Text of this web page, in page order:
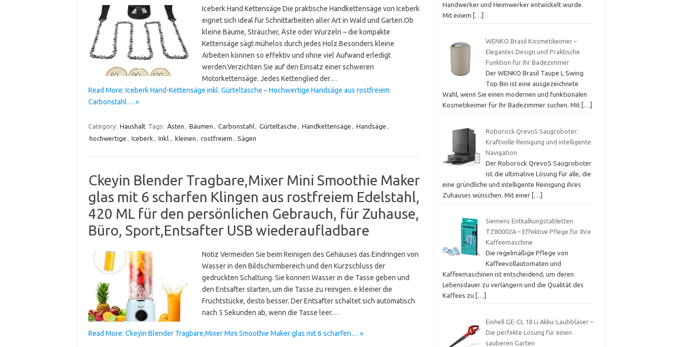
Iceberk Hand Kettensäge Die praktische Handkettensäge von Iceberk
eignet sich ideal für Schnittarbeiten aller Art in Wald und Garten.Ob
kleine Bäume, Sträucher, Äste oder Wurzeln – die kompakte
Kettensäge sägt mühelos durch jedes Holz.Besonders kleine
Arbeiten können so effektiv und ohne viel Aufwand erledigt
werden.Verzichten Sie auf den Einsatz einer schweren
Motorkettensäge. Jedes Kettenglied der…
Read More: Iceberk Hand-Kettensäge inkl. Gürteltasche – Hochwertige Handsäge aus rostfreiem
Carbonstahl… »
Category: Haushalt Tags: Ästen , Bäumen , Carbonstahl, Gürteltasche , Handkettensäge , Handsäge ,
hochwertige , Iceberk , Inkl. , kleinen , rostfreiem , Sägen
Ckeyin Blender Tragbare,Mixer Mini Smoothie Maker
glas mit 6 scharfen Klingen aus rostfreiem Edelstahl,
420 ML für den persönlichen Gebrauch, für Zuhause,
Büro, Sport,Entsafter USB wiederaufladbare
Notiz Vermeiden Sie beim Reinigen des Gehäuses das Eindringen von
Wasser in den Bildschirmbereich und den Kurzschluss der
gedruckten Schaltung. Sie können Wasser in die Tasse geben und
den Entsafter starten, um die Tasse zu reinigen. e kleiner die
Fruchtstücke, desto besser. Der Entsafter schaltet sich automatisch
nach 5 Sekunden ab, wenn die Tasse leer…
Read More: Ckeyin Blender Tragbare,Mixer Mini Smoothie Maker glas mit 6 scharfen… »
Handwerker und Heimwerker entwickelt wurde.
Mit einem
[…]
WENKO Brasil Kosmetikeimer –
Elegantes Design und Praktische
Funktion für Ihr Badezimmer
Der WENKO Brasil Taupe L Swing
Top Bin ist eine ausgezeichnete
Wahl, wenn Sie einen modernen und funktionalen
Kosmetikeimer für Ihr Badezimmer suchen. Mit […]
Roborock QrevoS Saugroboter:
Kraftvolle Reinigung und intelligente
Navigation
Der Roborock QrevoS Saugroboter
ist die ultimative Lösung für alle, die
eine gründliche und intelligente Reinigung ihres
Zuhauses wünschen. Mit einer […]
Siemens Entkalkungstabletten
TZ80002A – Effektive Pflege für Ihre
Kaffeemaschine
Die regelmäßige Pflege von
Kaffeevollautomaten und
Kaffeemaschinen ist entscheidend, um deren
Lebensdauer zu verlängern und die Qualität des
Kaffees zu
[…]
Einhell GE-CL 18 Li Akku-Laubbläser –
Die perfekte Lösung für einen
sauberen Garten